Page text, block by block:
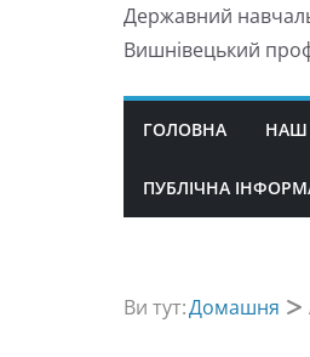
Державний
Вишнівецький
ГОЛОВНА НАШ
ПУБЛІЧНА
Ви тут:Домашня